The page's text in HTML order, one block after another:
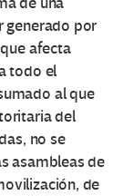
generado por
afecta
todo el
al que
del
no se
asambleas de
de